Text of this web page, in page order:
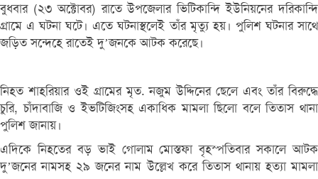
বুধবার (২৩ অক্টোবর) রাতে উপজেলার ভিটিকান্দি ইউনিয়নের দরিকান্দি
গ্রামে এ ঘটনা ঘটে। এতে ঘটনাস্থলেই তাঁর মৃত্যু হয়। পুলিশ ঘটনার সাথে
জড়িত সন্দেহে রাতেই দু’জনকে আটক করেছে।
নিহত শাহরিয়ার ওই গ্রামের মৃত. নজুম উদ্দিনের ছেলে এবং তাঁর বিরুদ্ধে
চুরি, চাঁদাবাজি ও ইভটিজিংসহ একাধিক মামলা ছিলো বলে তিতাস থানা
পুলিশ জানায়।
এদিকে নিহতের বড় ভাই গোলাম মোস্তফা বৃহস্পতিবার সকালে আটক
দু’জনের নামসহ ২৯ জনের নাম উল্লেখ করে তিতাস থানায় হত্যা মামলা